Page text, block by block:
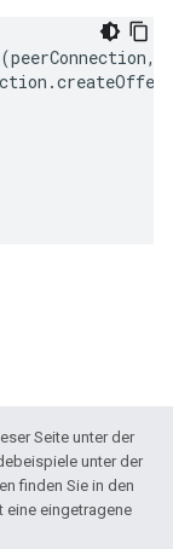
(peerConnection,
.createOffer
Seite unter der
unter der
finden Sie in den
eine eingetragene